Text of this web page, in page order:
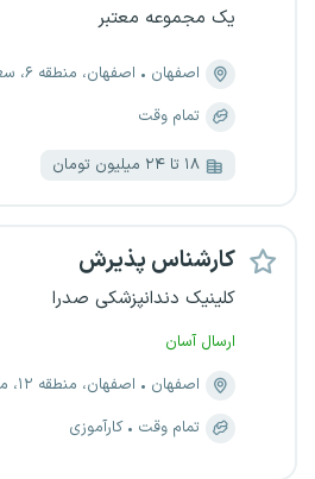
یک مجموعه معتبر
اصفهان
اصفهان، منطقه ۶، سعادت‌آباد
تمام وقت
۱۸ تا ۲۴ میلیون تومان
کارشناس پذیرش
کلینیک دندانپزشکی صدرا
ارسال آسان
اصفهان
اصفهان، منطقه ۱۲، ملک‌شهر
تمام وقت
کارآموزی